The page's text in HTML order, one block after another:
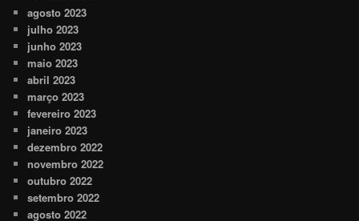
agosto 2023
julho 2023
junho 2023
maio 2023
abril 2023
março 2023
fevereiro 2023
janeiro 2023
dezembro 2022
novembro 2022
outubro 2022
setembro 2022
agosto 2022